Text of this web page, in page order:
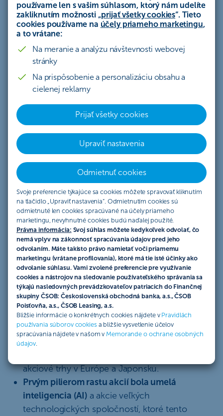
používame len s vašim súhlasom, ktorý nám udelíte
zakliknutím možnosti „prijať všetky cookies“. Tieto
cookies používame na účely priameho marketingu,
a to vrátane:
Na meranie a analýzu návštevnosti webovej
stránky
Na prispôsobenie a personalizáciu obsahu a
cielenej reklamy
Prijať všetky cookies
Upraviť nastavenia
Odmietnuť cookies
Svoje preferencie týkajúce sa cookies môžete spravovať kliknutím
na tlačidlo „Upraviť nastavenia“. Odmietnutím cookies sú
odmietnuté len cookies spracúvané na účely priameho
marketingu, nevyhnutné cookies budú naďalej použité.
Právna informácia: Svoj súhlas môžete kedykoľvek odvolať, čo
nemá vplyv na zákonnosť spracúvania údajov pred jeho
odvolaním. Máte takisto právo namietať voči priamemu
marketingu (vrátane profilovania), ktoré má tie isté účinky ako
odvolanie súhlasu. Vami zvolené preferencie pre využívanie
cookies a nástrojov na sledovanie používateľského správania sa
týkajú nasledovných prevádzkovateľov patriacich do Finančnej
skupiny ČSOB: Československá obchodná banka, a.s., ČSOB
Poisťovňa, a.s., ČSOB Leasing, a.s.
Bližšie informácie o konkrétnych cookies nájdete v Pravidlách
používania súborov cookies a bližšie vysvetlenie účelov
spracúvania nájdete v našom v Memorande o ochrane osobných
údajov
podporovalo rast akciových trhov v prvom
polroku a aké sú naše výhľady na vývoj do konca
tohto roka?
Hlavné piliere rastu
Prvá polovica roka 2024 bola pre akciové trhy
nad očakávania dobrá. Americký akciový
index S&P 500 vzrástol takmer o 15 % a
akciové trhy v Európe a Japonsku.
Prvým pilierom rastu akcií bola umelá
inteligencia (AI) a akcie veľkých
technologických spoločností, ktoré tento